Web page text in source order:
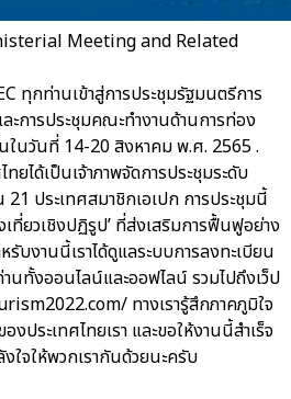
Meeting and Related
ทุกท่านเข้าสู่การประชุมรัฐมนตรีการ
ะการประชุมคณะทำงานด้านการท่อง
ในวันที่ 14-20 สิงหาคม พ.ศ. 2565 .
ยได้เป็นเจ้าภาพจัดการประชุมระดับ
ประเทศสมาชิกเอเปก การประชุมนี้
ที่ยวเชิงปฏิรูป’ ที่ส่งเสริมการฟื้นฟูอย่าง
รับงานนี้เราได้ดูแลระบบการลงทะเบียน
นทั้งออนไลน์และออฟไลน์ รวมไปถึงเว็ป
ทางเรารู้สึกภาคภูมิใจ
ประเทศไทยเรา และขอให้งานนี้สำเร็จ
ใจให้พวกเรากันด้วยนะครับ